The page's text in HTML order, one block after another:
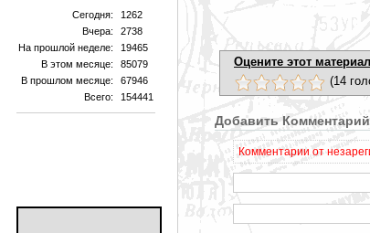
Сегодня:
1262
Вчера:
2738
На прошлой неделе:
19465
В этом месяце:
85079
В прошлом месяце:
67946
Всего:
154441
Оцените этот
(14
Добавить Комментарий
Комментарии от